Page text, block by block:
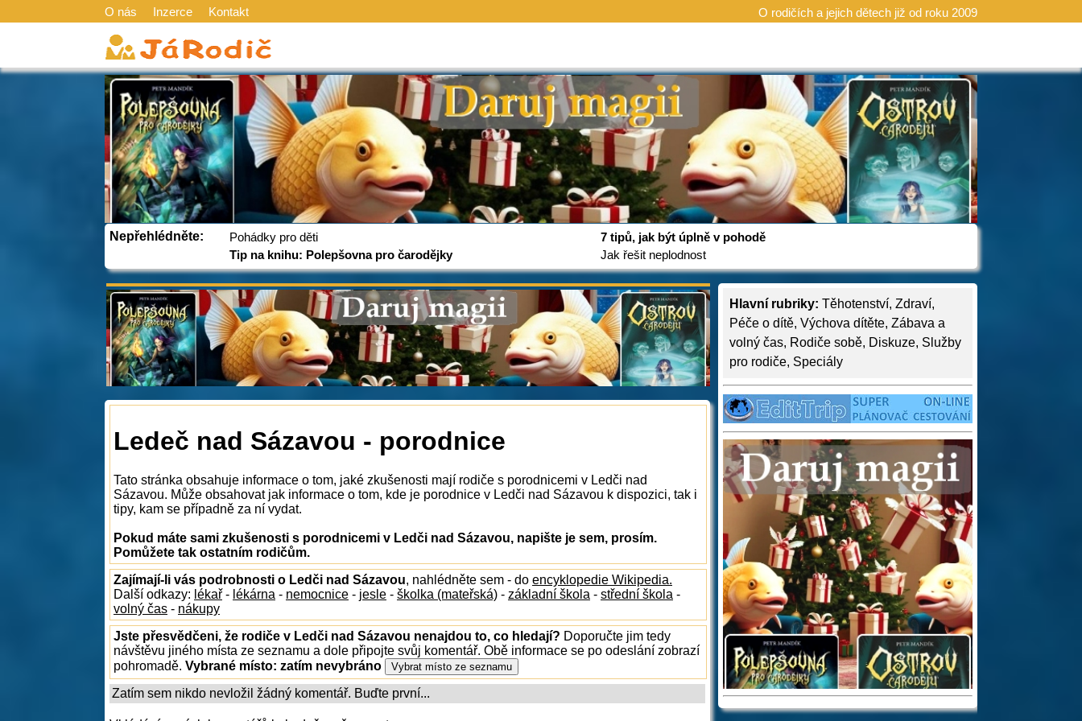
O nás Inzerce Kontakt O rodičích a jejich dětech již od roku 2009
Nepřehlédněte:
Pohádky pro děti
Tip na knihu: Polepšovna pro čarodějky
7 tipů, jak být úplně v pohodě
Jak řešit neplodnost
Hlavní rubriky: Těhotenství, Zdraví,
Péče o dítě, Výchova dítěte, Zábava a
volný čas, Rodiče sobě, Diskuze, Služby
pro rodiče, Speciály
Ledeč nad Sázavou - porodnice
Tato stránka obsahuje informace o tom, jaké zkušenosti mají rodiče s porodnicemi v Ledči nad
Sázavou. Může obsahovat jak informace o tom, kde je porodnice v Ledči nad Sázavou k dispozici, tak i
tipy, kam se případně za ní vydat.
Pokud máte sami zkušenosti s porodnicemi v Ledči nad Sázavou, napište je sem, prosím.
Pomůžete tak ostatním rodičům.
Zajímají-li vás podrobnosti o Ledči nad Sázavou, nahlédněte sem - do encyklopedie Wikipedia.
Další odkazy: lékař - lékárna - nemocnice - jesle - školka (mateřská) - základní škola - střední škola -
volný čas - nákupy
Jste přesvědčeni, že rodiče v Ledči nad Sázavou nenajdou to, co hledají? Doporučte jim tedy
návštěvu jiného místa ze seznamu a dole připojte svůj komentář. Obě informace se po odeslání zobrazí
pohromadě. Vybrané místo: zatím nevybráno
Zatím sem nikdo nevložil žádný komentář. Buďte první...